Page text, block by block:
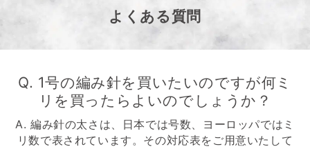
よくある質問
Q. 1号の編み針を買いたいのですが何ミ
リを買ったらよいのでしょうか？
A. 編み針の太さは、日本では号数、ヨーロッパではミ
リ数で表されています。その対応表をご用意いたして